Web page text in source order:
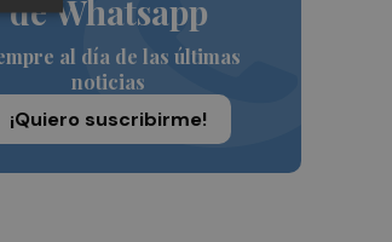
de Whatsapp
al día de las últimas
noticias
¡Quiero suscribirme!